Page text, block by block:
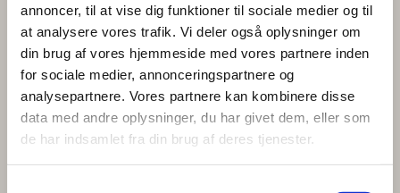
annoncer, til at vise dig funktioner til sociale medier og til
at analysere vores trafik. Vi deler også oplysninger om
din brug af vores hjemmeside med vores partnere inden
for sociale medier, annonceringspartnere og
analysepartnere. Vores partnere kan kombinere disse
data med andre oplysninger, du har givet dem, eller som
de har indsamlet fra din brug af deres tjenester.
Faddere kan være familiemedlemmer eller venner.
De fleste oplever det som en stor ære og
tillidserklæring at blive bedt om at stå fadder. Det
mest almindelige er at vælge faddere, som du har
tillid til, og som vil være en del af barnets liv i
mange år.